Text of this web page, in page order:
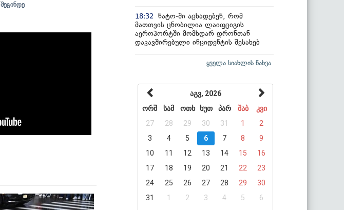
შეგინდე
18:32
ნატო-ში აცხადებენ, რომ
მათთვის ცნობილია ლაიფციგის
აეროპორტში მომხდარ დრონთან
დაკავშირებული ინციდენტის შესახებ
ყველა სიახლის ნახვა
აგვ, 2026
ორშ
სამ ოთხ ხუთ პარ შაბ
კვი
27
28 29 30 31 1
2
3
4 5 6 7 8
9
10
11 12 13 14 15
16
17
18 19 20 21 22
23
24
25 26 27 28 29
30
31
1 2 3 4 5 6